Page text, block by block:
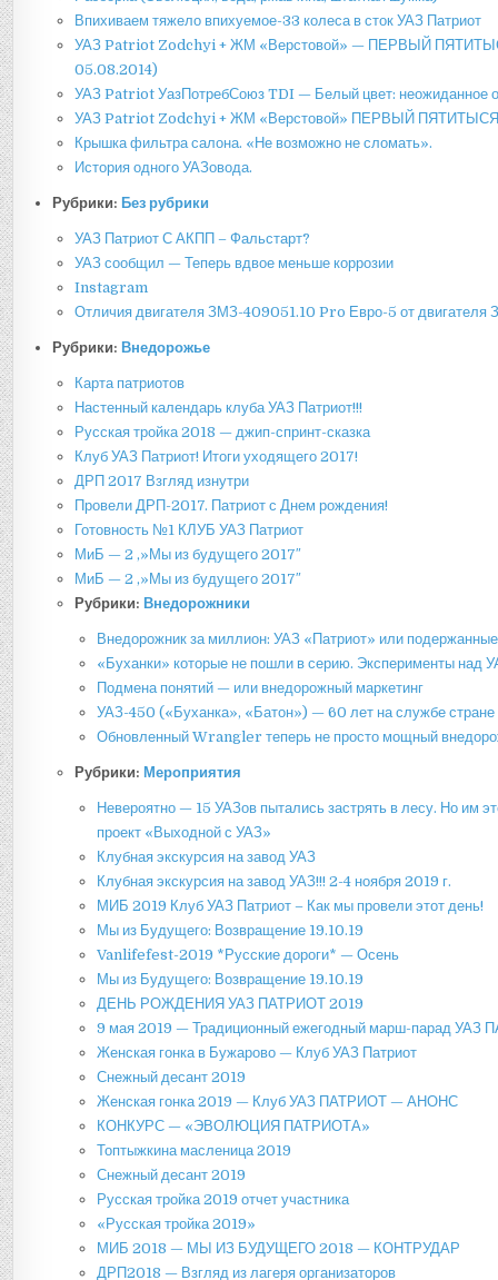
Впихиваем тяжело впихуемое-33 колеса в сток УАЗ Патриот
УАЗ Patriot Zodchyi + ЖМ «Верстовой» — ПЕРВЫЙ
05.08.2014)
УАЗ Patriot УазПотребСоюз TDI — Белый цвет: неожиданное
УАЗ Patriot Zodchyi + ЖМ «Верстовой» ПЕРВЫЙ
Крышка фильтра салона. «Не возможно не сломать».
История одного УАЗовода.
Рубрики: Без рубрики
УАЗ Патриот С АКПП – Фальстарт?
УАЗ сообщил — Теперь вдвое меньше коррозии
Instagram
Отличия двигателя ЗМЗ-409051.10 Pro Евро-5 от
Рубрики: Внедорожье
Карта патриотов
Настенный календарь клуба УАЗ Патриот!!!
Русская тройка 2018 — джип-спринт-сказка
Клуб УАЗ Патриот! Итоги уходящего 2017!
ДРП 2017 Взгляд изнутри
Провели ДРП-2017. Патриот с Днем рождения!
Готовность №1 КЛУБ УАЗ Патриот
МиБ — 2 ,»Мы из будущего 2017″
МиБ — 2 ,»Мы из будущего 2017″
Рубрики: Внедорожники
Внедорожник за миллион: УАЗ «Патриот» или
«Буханки» которые не пошли в серию. Эксперименты над
Подмена понятий — или внедорожный маркетинг
УАЗ-450 («Буханка», «Батон») — 60 лет на службе стране
Обновленный Wrangler теперь не просто мощный
Рубрики: Мероприятия
Невероятно — 15 УАЗов пытались застрять в лесу. Но им
проект «Выходной с УАЗ»
Клубная экскурсия на завод УАЗ
Клубная экскурсия на завод УАЗ!!! 2-4 ноября 2019 г.
МИБ 2019 Клуб УАЗ Патриот – Как мы провели этот день!
Мы из Будущего: Возвращение 19.10.19
Vanlifefest-2019 *Русские дороги* — Осень
Мы из Будущего: Возвращение 19.10.19
ДЕНЬ РОЖДЕНИЯ УАЗ ПАТРИОТ 2019
9 мая 2019 — Традиционный ежегодный марш-парад УАЗ
Женская гонка в Бужарово — Клуб УАЗ Патриот
Снежный десант 2019
Женская гонка 2019 — Клуб УАЗ ПАТРИОТ — АНОНС
КОНКУРС — «ЭВОЛЮЦИЯ ПАТРИОТА»
Топтыжкина масленица 2019
Снежный десант 2019
Русская тройка 2019 отчет участника
«Русская тройка 2019»
МИБ 2018 — МЫ ИЗ БУДУЩЕГО 2018 — КОНТРУДАР
ДРП2018 — Взгляд из лагеря организаторов